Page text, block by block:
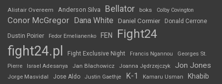
Alistair Overeem Anderson Silva Bellator boks Colby Covington
Conor McGregor Dana White Daniel Cormier Donald Cerrone
Dustin Poirier Fedor Emelianenko FEN Fight24
fight24.pl Fight Exclusive Night Francis Ngannou
Georges St.
Pierre
Israel Adesanya Jan Błachowicz Joanna Jędrzejczyk Jon Jones
Jorge Masvidal Jose Aldo Justin Gaethje K-1 Kamaru Usman Khabib